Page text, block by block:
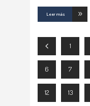
Leer más
1
6 7
12 13